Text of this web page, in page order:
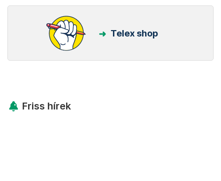
Telex shop
Friss hírek